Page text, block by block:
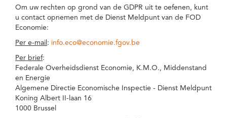
Om uw rechten op grond van de GDPR uit te oefenen, kunt
u contact opnemen met de Dienst Meldpunt van de FOD
Economie:
Per e-mail : info.eco@economie.fgov.be
Per brief:
Federale Overheidsdienst Economie, K.M.O., Middenstand
en Energie
Algemene Directie Economische Inspectie - Dienst Meldpunt
Koning Albert II-laan 16
1000 Brussel